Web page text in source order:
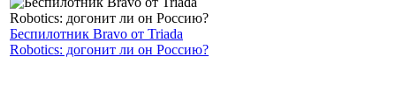
Беспилотник Bravo от Triada
Robotics: догонит ли он Россию?